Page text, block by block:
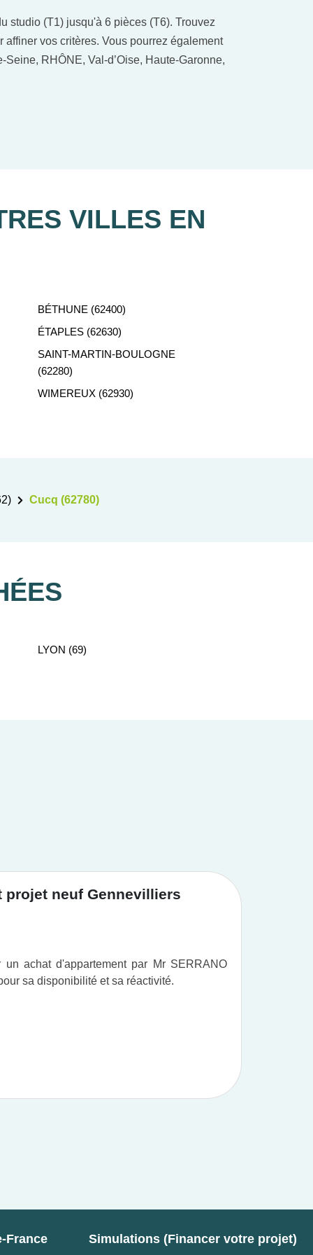
studio (T1) jusqu'à 6 pièces (T6). Trouvez
vos critères. Vous pourrez également
RHÔNE, Val-d’Oise, Haute-Garonne,
VILLES EN
BÉTHUNE (62400)
ÉTAPLES (62630)
SAINT-MARTIN-BOULOGNE
(62280)
WIMEREUX (62930)
Cucq (62780)
LYON (69)
projet neuf Gennevilliers
achat d'appartement par Mr SERRANO
sa disponibilité et sa réactivité.
France Simulations (Financer votre projet)